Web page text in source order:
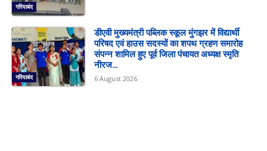
गरियाबंद
गरियाबंद
डीएवी मुख्यमंत्री पब्लिक स्कूल मुंगझर में विद्यार्थी
परिषद एवं हाउस सदस्यों का शपथ ग्रहण समारोह
संपन्न शामिल हुए पूर्व जिला पंचायत अध्यक्ष स्मृति
नीरज...
6 August 2026